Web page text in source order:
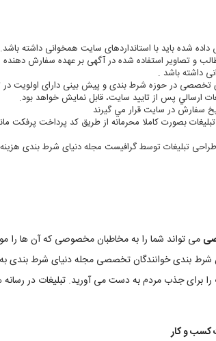
داده شده باید با استانداردهای سایت همخوانی داشته باشد.
و تصاویر استفاده شده در آگهی بر عهده سفارش
داشته باشد .
تخصصی در حوزه شرط بندی و پیش بینی دارای اولویت در
ارسالي پس از تاييد سايت، قابل نمايش خواهد بود.
سفارش در سايت قرار مي گيرند
بصورت کاملا محرمانه از طریق کد پرداخت پرفکت
تبلیغات توسط گرافیست مجله دنیای شرط بندی هزینه
می تواند شما را به مخاطبان مخصوصی که آن ها را
شرط بندی خوانندگان تخصصی مجله دنیای شرط بندی به
جذب مردم به دست می آورید. تبلیغات در رسانه
کسب و کار